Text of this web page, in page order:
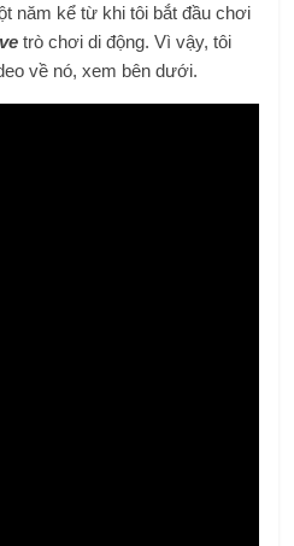
năm kể từ khi tôi bắt đầu chơi
trò chơi di động. Vì vậy, tôi
về nó, xem bên dưới.